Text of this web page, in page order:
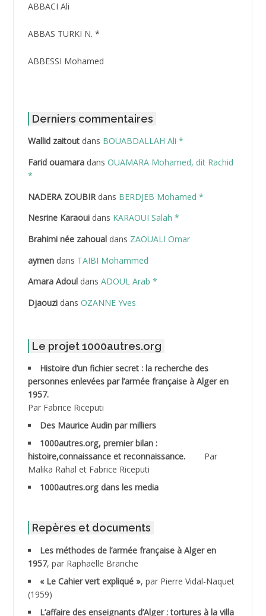
ABBACI Ali
ABBAS TURKI N. *
ABBESSI Mohamed
ABDAT Amar
ABDEDDAIM Hamid
ABDELAZIZ Mohamed
ABDELHAFID Lakhdar
ABDELLI Mohamed
ABDELLI Mohamed *
ABDELMOUMENE Ahmed
ABDESMED Mohamed ben Kaddour
ABDESSELAMI Kouider
ABDESSLEM Ahmed dit le Coiffeur
ABDOUDOU
ABID Mohamed
ABNOUN Salah
ACHACHE M.*
ACHLAF Ali
Derniers commentaires
Wallid zaitoutdans BOUABDALLAH Ali *
Farid ouamaradans OUAMARA Mohamed, dit Rachid
*
NADERA ZOUBIRdans BERDJEB Mohamed *
Nesrine Karaouidans KARAOUI Salah *
Brahimi née zahoualdans ZAOUALI Omar
aymendans TAIBI Mohammed
Amara Adouldans ADOUL Arab *
Djaouzidans OZANNE Yves
Le projet 1000autres.org
Histoire d’un fichier secret : la recherche des
personnes enlevées par l’armée française à Alger en
1957.
Par Fabrice Riceputi
Des Maurice Audin par milliers
1000autres.org, premier bilan :
histoire,connaissance et reconnaissance.
Par
Malika Rahal et Fabrice Riceputi
1000autres.org dans les media
Repères et documents
Les méthodes de l’armée française à Alger en
1957, par Raphaëlle Branche
« Le Cahier vert expliqué », par Pierre Vidal-Naquet
(1959)
L’affaire des enseignants d’Alger : tortures à la villa